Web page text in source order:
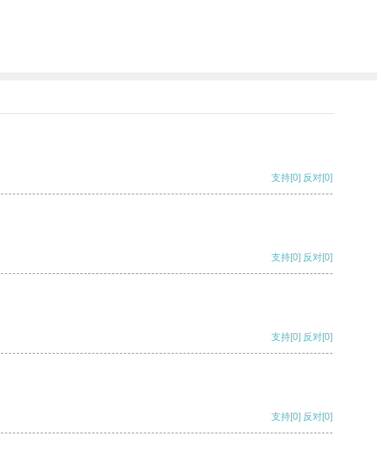
支持[0] 反对[0]
支持[0] 反对[0]
支持[0] 反对[0]
支持[0] 反对[0]